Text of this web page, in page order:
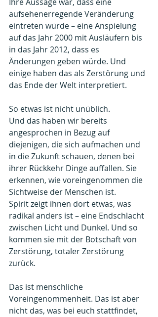
aufsehenerregende Veränderung
eintreten würde – eine Anspielung
auf das Jahr 2000 mit Ausläufern bis
in das Jahr 2012, dass es
Änderungen geben würde. Und
einige haben das als Zerstörung und
das Ende der Welt interpretiert.
So etwas ist nicht unüblich.
Und das haben wir bereits
angesprochen in Bezug auf
diejenigen, die sich aufmachen und
in die Zukunft schauen, denen bei
ihrer Rückkehr Dinge auffallen. Sie
erkennen, wie voreingenommen die
Sichtweise der Menschen ist.
Spirit zeigt ihnen dort etwas, was
radikal anders ist – eine Endschlacht
zwischen Licht und Dunkel. Und so
kommen sie mit der Botschaft von
Zerstörung, totaler Zerstörung
zurück.
Das ist menschliche
Voreingenommenheit. Das ist aber
nicht das, was bei euch stattfindet,